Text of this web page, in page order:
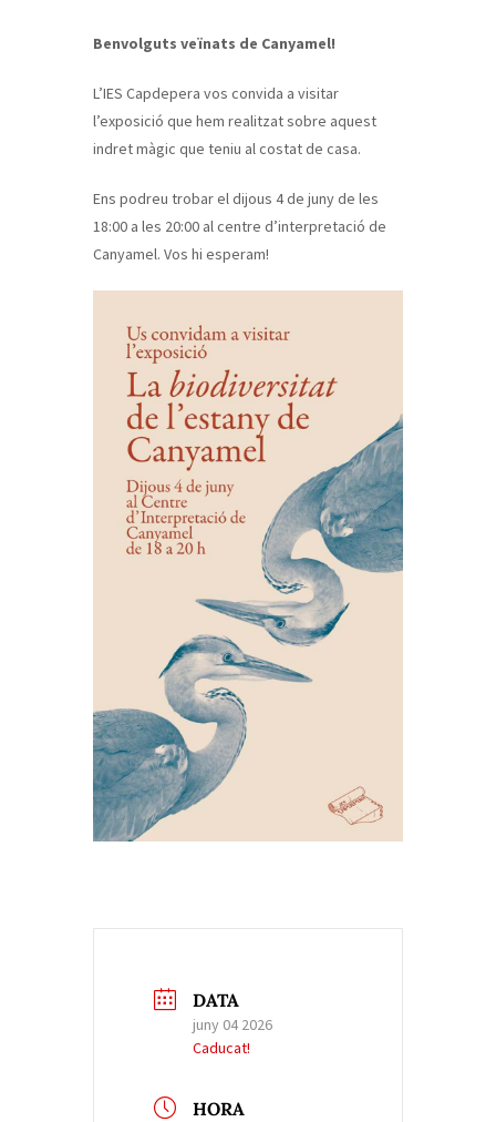
Benvolguts veïnats de Canyamel!
L’IES Capdepera vos convida a visitar
l’exposició que hem realitzat sobre aquest
indret màgic que teniu al costat de casa.
Ens podreu trobar el dijous 4 de juny de les
18:00 a les 20:00 al centre d’interpretació de
Canyamel. Vos hi esperam!
DATA
juny 04 2026
Caducat!
HORA